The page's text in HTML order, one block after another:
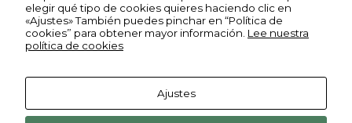
b
o
k
A
p
d
o
Ekonopolo. Polo de Economía Reas Youtube
Aviso legal
elegir qué tipo de cookies quieres haciendo clic en
«Ajustes» También puedes pinchar en “Política de
cookies” para obtener mayor información. Lee nuestra
política de cookies
Ajustes
S
o
n
e
ri